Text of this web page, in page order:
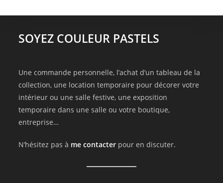
SOYEZ COULEUR PASTELS
Une commande personnelle, l’achat d’un tableau de la
collection, une location temporaire pour décorer votre
intérieur ou une salle festive, une exposition
temporaire dans une salle ou votre boutique,
entreprise…
N’hésitez pas à me contacter pour en discuter.